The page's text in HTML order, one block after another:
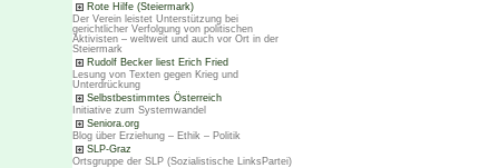
Rote Hilfe (Steiermark)
Der Verein leistet Unterstützung bei
gerichtlicher Verfolgung von politischen
Aktivisten – weltweit und auch vor Ort in der
Steiermark
Rudolf Becker liest Erich Fried
Lesung von Texten gegen Krieg und
Unterdrückung
Selbstbestimmtes Österreich
Initiative zum Systemwandel
Seniora.org
Blog über Erziehung – Ethik – Politik
SLP-Graz
Ortsgruppe der SLP (Sozialistische LinksPartei)